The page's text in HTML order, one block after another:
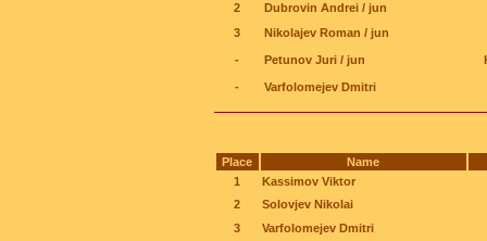
2
Dubrovin Andrei / jun
3
Nikolajev Roman / jun
- Petunov Juri / jun
- Varfolomejev Dmitri
Place
Name
1
Kassimov Viktor
2
Solovjev Nikolai
3
Varfolomejev Dmitri